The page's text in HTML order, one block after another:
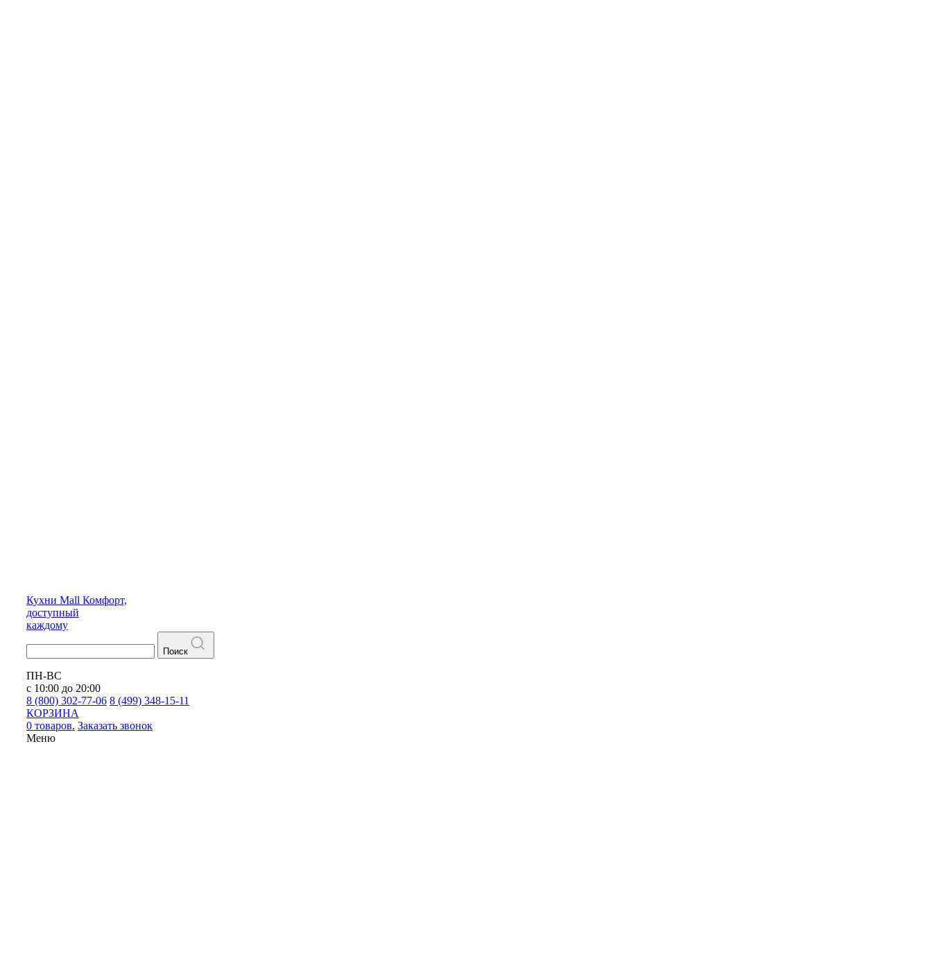
Кухни Mall Комфорт,
доступный
каждому
Поиск
ПН-ВС
с 10:00 до 20:00
8 (800) 302-77-06 8 (499) 348-15-11
КОРЗИНА
0 товаров. Заказать звонок
Меню